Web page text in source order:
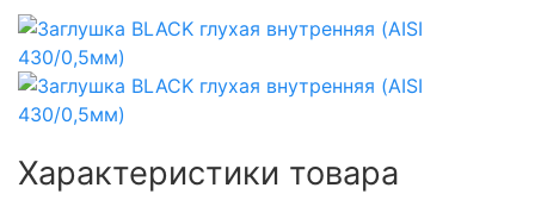
Характеристики товара